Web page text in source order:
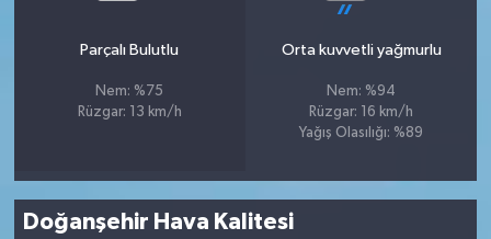
Parçalı Bulutlu
Nem: %75
Rüzgar: 13 km/h
Orta kuvvetli yağmurlu
Nem: %94
Rüzgar: 16 km/h
Yağış Olasılığı: %89
Doğanşehir Hava Kalitesi